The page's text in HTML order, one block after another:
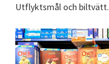
Utflyktsmål och biltvätt.